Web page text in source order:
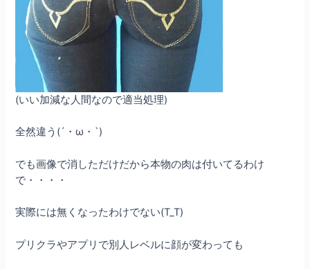
(いい加減な人間なので適当処理)
全然違う(´・ω・`)
でも画像で消しただけだから本物の肉は付いてるわけ
で・・・・
実際には無くなったわけでない(T_T)
プリクラやアプリで別人レベルに顔が変わっても